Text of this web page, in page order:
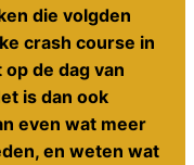
die volgden
crash course in
de dag van
is dan ook
even wat meer
en weten wat